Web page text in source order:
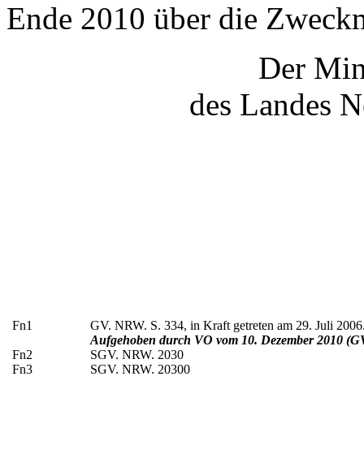
Ende 2010 über die
Der
des Landes
Fn1
GV. NRW. S. 334, in Kraft getreten am 29. Juli
Aufgehoben durch VO vom 10. Dezember 2010
Fn2
SGV. NRW. 2030
Fn3
SGV. NRW. 20300